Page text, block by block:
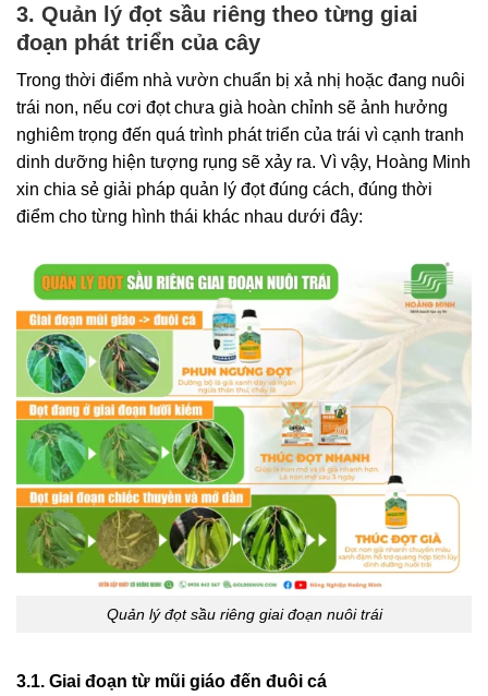
3. Quản lý đọt sầu riêng theo từng giai
đoạn phát triển của cây
Trong thời điểm nhà vườn chuẩn bị xả nhị hoặc đang nuôi
trái non, nếu cơi đọt chưa già hoàn chỉnh sẽ ảnh hưởng
nghiêm trọng đến quá trình phát triển của trái vì cạnh tranh
dinh dưỡng hiện tượng rụng sẽ xảy ra. Vì vậy, Hoàng Minh
xin chia sẻ giải pháp quản lý đọt đúng cách, đúng thời
điểm cho từng hình thái khác nhau dưới đây:
Quản lý đọt sầu riêng giai đoạn nuôi trái
3.1. Giai đoạn từ mũi giáo đến đuôi cá